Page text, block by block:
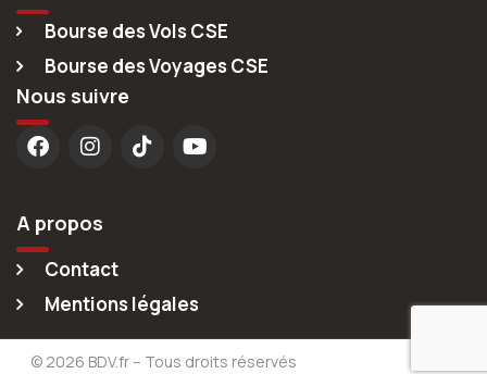
Bourse des Vols CSE
Bourse des Voyages CSE
Nous suivre
A propos
Contact
Mentions légales
© 2026 BDV.fr – Tous droits réservés